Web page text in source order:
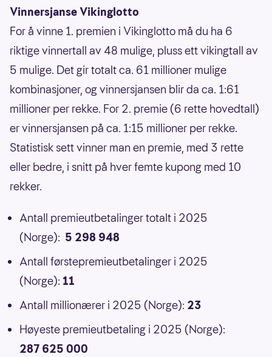
Vinnersjanse Vikinglotto
For å vinne 1. premien i Vikinglotto må du ha 6
riktige vinnertall av 48 mulige, pluss ett vikingtall av
5 mulige. Det gir totalt ca. 61 millioner mulige
kombinasjoner, og vinnersjansen blir da ca. 1:61
millioner per rekke. For 2. premie (6 rette hovedtall)
er vinnersjansen på ca. 1:15 millioner per rekke.
Statistisk sett vinner man en premie, med 3 rette
eller bedre, i snitt på hver femte kupong med 10
rekker.
Antall premieutbetalinger totalt i 2025
(Norge): 5 298 948
Antall førstepremieutbetalinger i 2025
(Norge): 11
Antall millionærer i 2025 (Norge): 23
Høyeste premieutbetaling i 2025 (Norge):
287 625 000